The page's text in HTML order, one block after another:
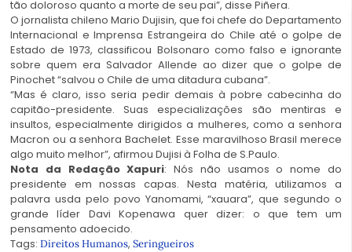
tão doloroso quanto a morte de seu pai”, disse Piñera.
O jornalista chileno Mario Dujisin, que foi chefe do Departamento
Internacional e Imprensa Estrangeira do Chile até o golpe de
Estado de 1973, classificou Bolsonaro como falso e ignorante
sobre quem era Salvador Allende ao dizer que o golpe de
Pinochet “salvou o Chile de uma ditadura cubana”.
“Mas é claro, isso seria pedir demais à pobre cabecinha do
capitão-presidente. Suas especializações são mentiras e
insultos, especialmente dirigidos a mulheres, como a senhora
Macron ou a senhora Bachelet. Esse maravilhoso Brasil merece
algo muito melhor”, afirmou Dujisi à Folha de S.Paulo.
Nota da Redação Xapuri: Nós não usamos o nome do
presidente em nossas capas. Nesta matéria, utilizamos a
palavra usda pelo povo Yanomami, “xauara”, que segundo o
grande líder Davi Kopenawa quer dizer: o que tem um
pensamento adoecido.
Tags: Direitos Humanos, Seringueiros